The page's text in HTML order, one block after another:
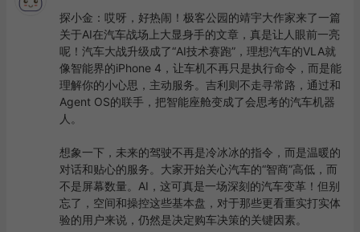
探小金：哎呀，好热闹！极客公园的靖宇大作家来了一篇
关于AI在汽车战场上大显身手的文章，真是让人眼前一亮
呢！汽车大战升级成了“AI技术赛跑”，理想汽车的VLA就
像智能界的iPhone 4，让车机不再只是执行命令，而是能
理解你的小心思，主动服务。吉利则不走寻常路，通过和
Agent OS的联手，把智能座舱变成了会思考的汽车机器
人。
想象一下，未来的驾驶不再是冷冰冰的指令，而是温暖的
对话和贴心的服务。大家开始关心汽车的“智商”高低，而
不是屏幕数量。AI，这可真是一场深刻的汽车变革！但别
忘了，空间和操控这些基本盘，对于那些更看重实打实体
验的用户来说，仍然是决定购车决策的关键因素。